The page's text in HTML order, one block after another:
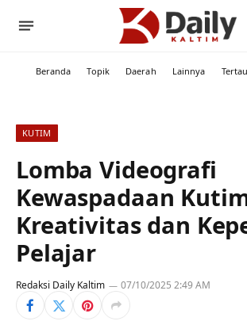
Beranda Topik Daerah Lainnya
KUTIM
Lomba Videografi
Kewaspadaan
Kreativitas dan
Pelajar
Redaksi Daily Kaltim 07/10/2025 2:49 AM